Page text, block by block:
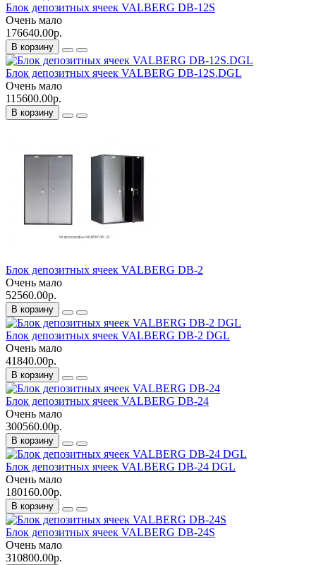
Блок депозитных ячеек VALBERG DB-12S
Очень мало
176640.00р.
В корзину
Блок депозитных ячеек VALBERG DB-12S.DGL
Очень мало
115600.00р.
В корзину
Блок депозитных ячеек VALBERG DB-2
Очень мало
52560.00р.
В корзину
Блок депозитных ячеек VALBERG DB-2 DGL
Очень мало
41840.00р.
В корзину
Блок депозитных ячеек VALBERG DB-24
Очень мало
300560.00р.
В корзину
Блок депозитных ячеек VALBERG DB-24 DGL
Очень мало
180160.00р.
В корзину
Блок депозитных ячеек VALBERG DB-24S
Очень мало
310800.00р.